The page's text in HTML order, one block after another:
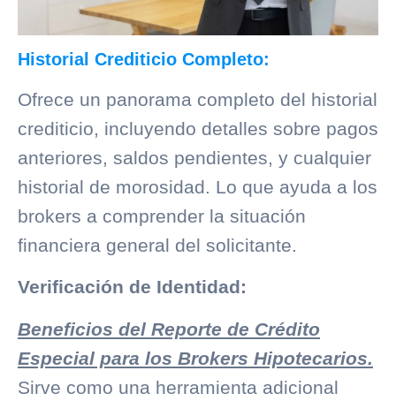
Historial Crediticio Completo:
Ofrece un panorama completo del historial
crediticio, incluyendo detalles sobre pagos
anteriores, saldos pendientes, y cualquier
historial de morosidad. Lo que ayuda a los
brokers a comprender la situación
financiera general del solicitante.
Verificación de Identidad:
Beneficios del Reporte de Crédito
Especial para los Brokers Hipotecarios.
Sirve como una herramienta adicional